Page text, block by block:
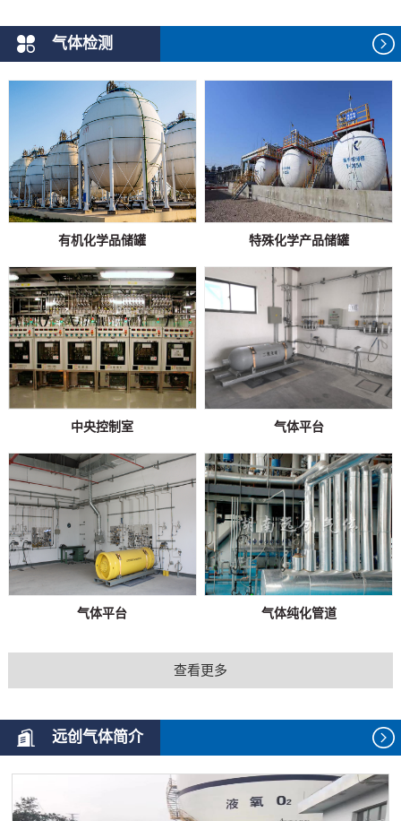
气体检测
有机化学品储罐 特殊化学产品储罐
中央控制室 气体平台
气体平台 气体纯化管道
查看更多
远创气体简介